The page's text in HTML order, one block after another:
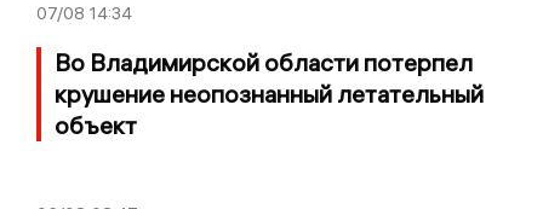
07/08 14:34
Во Владимирской области потерпел
крушение неопознанный летательный
объект